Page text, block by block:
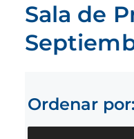
Sala de
Ordenar por: